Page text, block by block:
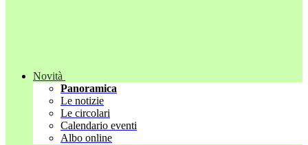
Novità
Panoramica
Le notizie
Le circolari
Calendario eventi
Albo online